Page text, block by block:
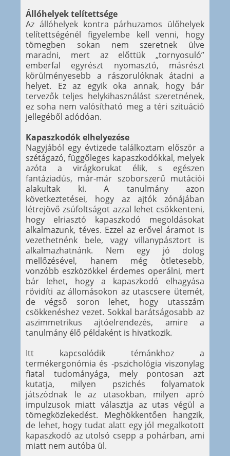
Állóhelyek telítettsége
Az állóhelyek kontra párhuzamos ülőhelyek
telítettségénél figyelembe kell venni, hogy
tömegben sokan nem szeretnek ülve
maradni, mert az előttük „tornyosuló”
emberfal egyrészt nyomasztó, másrészt
körülményesebb a rászorulóknak átadni a
helyet. Ez az egyik oka annak, hogy bár
tervezők teljes helykihasználást szeretnének,
ez soha nem valósítható meg a téri szituáció
jellegéből adódóan.
Kapaszkodók elhelyezése
Nagyjából egy évtizede találkoztam először a
szétágazó, függőleges kapaszkodókkal, melyek
azóta a virágkorukat élik, s egészen
fantáziadús, már-már szoborszerű mutációi
alakultak ki. A tanulmány azon
következtetései, hogy az ajtók zónájában
létrejövő zsúfoltságot azzal lehet csökkenteni,
hogy elriasztó kapaszkodó megoldásokat
alkalmazunk, téves. Ezzel az erővel áramot is
vezethetnénk bele, vagy villanypásztort is
alkalmazhatnánk. Nem egy jó dolog
mellőzésével, hanem még ötletesebb,
vonzóbb eszközökkel érdemes operálni, mert
bár lehet, hogy a kapaszkodó elhagyása
rövidíti az állomásokon az utascsere ütemét,
de végső soron lehet, hogy utasszám
csökkenéshez vezet. Sokkal barátságosabb az
aszimmetrikus ajtóelrendezés, amire a
tanulmány élő példaként is hivatkozik.
Itt kapcsolódik témánkhoz a
termékergonómia és -pszichológia viszonylag
fiatal tudományága, mely pontosan azt
kutatja, milyen pszichés folyamatok
játszódnak le az utasokban, milyen apró
impulzusok miatt választja az utas végül a
tömegközlekedést. Meghökkentően hangzik,
de lehet, hogy tudat alatt egy jól megalkotott
kapaszkodó az utolsó csepp a pohárban, ami
miatt nem autóba ül.